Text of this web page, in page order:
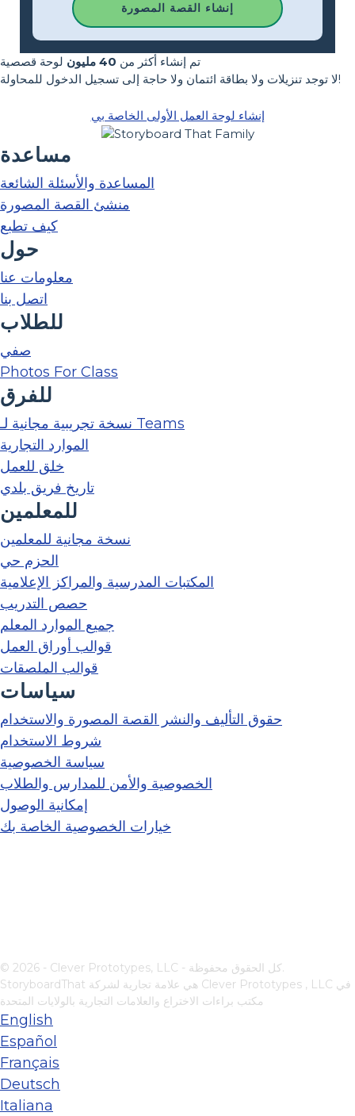
إنشاء القصة المصورة
تم إنشاء أكثر من 40 مليون
لوحة قصصية
لا توجد تنزيلات ولا بطاقة ائتمان ولا حاجة إلى تسجيل الدخول للمحاولة!
إنشاء لوحة العمل الأولى الخاصة بي
مساعدة
المساعدة والأسئلة الشائعة
منشئ القصة المصورة
كيف تطبع
حول
معلومات عنا
اتصل بنا
للطلاب
صفي
Photos For Class
للفرق
نسخة تجريبية مجانية لـ Teams
الموارد التجارية
خلق للعمل
تاريخ فريق بلدي
للمعلمين
نسخة مجانية للمعلمين
الحزم حي
المكتبات المدرسية والمراكز الإعلامية
حصص التدريب
جميع الموارد المعلم
قوالب أوراق العمل
قوالب الملصقات
سياسات
حقوق التأليف والنشر القصة المصورة والاستخدام
شروط الاستخدام
سياسة الخصوصية
الخصوصية والأمن للمدارس والطلاب
إمكانية الوصول
خيارات الخصوصية الخاصة بك
© 2026 - Clever Prototypes, LLC - كل الحقوق محفوظة.
Clever Prototypes , LLC
مكتب براءات الاختراع والعلامات التجارية بالولايات المتحدة
English
Español
Français
Deutsch
Italiana